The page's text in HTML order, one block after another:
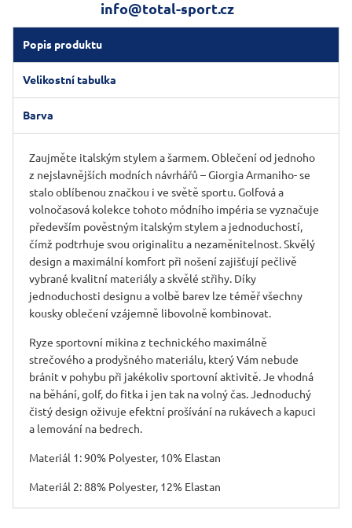
info@total-sport.cz
Popis produktu
Velikostní tabulka
Barva
Zaujměte italským stylem a šarmem. Oblečení od jednoho
z nejslavnějších modních návrhářů – Giorgia Armaniho- se
stalo oblíbenou značkou i ve světě sportu. Golfová a
volnočasová kolekce tohoto módního impéria se vyznačuje
především pověstným italským stylem a jednoduchostí,
čímž podtrhuje svou originalitu a nezaměnitelnost. Skvělý
design a maximální komfort při nošení zajišťují pečlivě
vybrané kvalitní materiály a skvělé střihy. Díky
jednoduchosti designu a volbě barev lze téměř všechny
kousky oblečení vzájemně libovolně kombinovat.
Ryze sportovní mikina z technického maximálně
strečového a prodyšného materiálu, který Vám nebude
bránit v pohybu při jakékoliv sportovní aktivitě. Je vhodná
na běhání, golf, do fitka i jen tak na volný čas. Jednoduchý
čistý design oživuje efektní prošívání na rukávech a kapuci
a lemování na bedrech.
Materiál 1: 90% Polyester, 10% Elastan
Materiál 2: 88% Polyester, 12% Elastan